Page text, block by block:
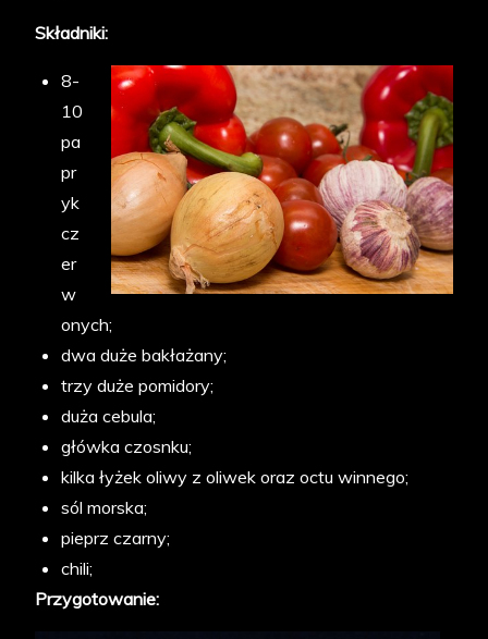
Składniki:
8-
10
pa
pr
yk
cz
er
w
onych;
dwa duże bakłażany;
trzy duże pomidory;
duża cebula;
główka czosnku;
kilka łyżek oliwy z oliwek oraz octu winnego;
sól morska;
pieprz czarny;
chili;
Przygotowanie: